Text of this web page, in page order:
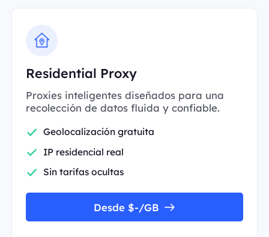
Residential Proxy
Proxies inteligentes diseñados para una
recolección de datos fluida y confiable.
Geolocalización gratuita
IP residencial real
Sin tarifas ocultas
Desde $-/GB